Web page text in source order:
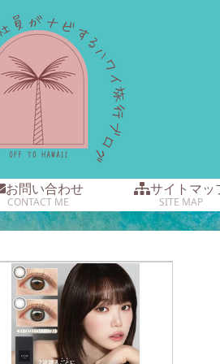
お問い合わせ
CONTACT ME
サイトマッ
SITE MAP